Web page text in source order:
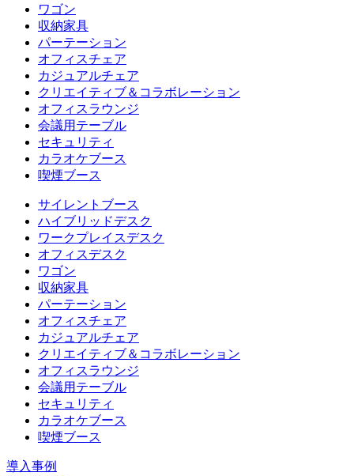
ワゴン
収納家具
パーテーション
オフィスチェア
カジュアルチェア
クリエイティブ＆コラボレーション
オフィスラウンジ
会議用テーブル
セキュリティ
カラオケブース
喫煙ブース
サイレントブース
ハイブリッドデスク
ワークプレイスデスク
オフィスデスク
ワゴン
収納家具
パーテーション
オフィスチェア
カジュアルチェア
クリエイティブ＆コラボレーション
オフィスラウンジ
会議用テーブル
セキュリティ
カラオケブース
喫煙ブース
導入事例